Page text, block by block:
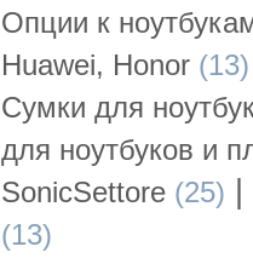
Опции к
Huawei, Honor (13)
Сумки для
для ноутбуков и
SonicSettore (25)
(13)